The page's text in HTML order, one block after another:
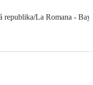
republika/La Romana -